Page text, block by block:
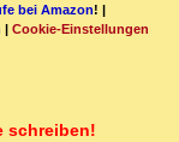
bei Amazon! |
| Cookie-Einstellungen
schreiben!